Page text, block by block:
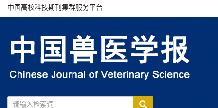
中国高校科技期刊集群服务平台